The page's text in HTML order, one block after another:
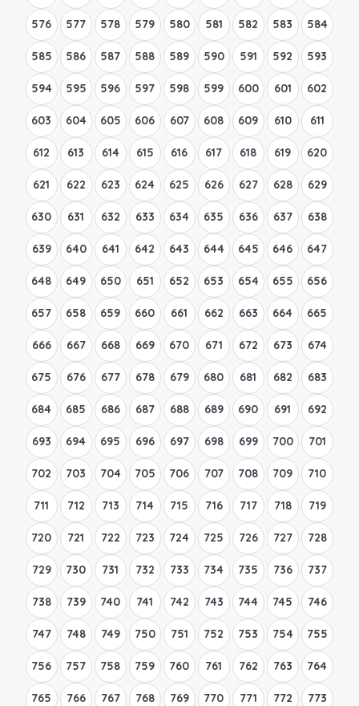
576 577 578 579 580 581 582 583 584
585 586 587 588 589 590 591 592 593
594 595 596 597 598 599 600 601 602
603 604 605 606 607 608 609 610 611
612 613 614 615 616 617 618 619 620
621 622 623 624 625 626 627 628 629
630 631 632 633 634 635 636 637 638
639 640 641 642 643 644 645 646 647
648 649 650 651 652 653 654 655 656
657 658 659 660 661 662 663 664 665
666 667 668 669 670 671 672 673 674
675 676 677 678 679 680 681 682 683
684 685 686 687 688 689 690 691 692
693 694 695 696 697 698 699 700 701
702 703 704 705 706 707 708 709 710
711 712 713 714 715 716 717 718 719
720 721 722 723 724 725 726 727 728
729 730 731 732 733 734 735 736 737
738 739 740 741 742 743 744 745 746
747 748 749 750 751 752 753 754 755
756 757 758 759 760 761 762 763 764
765 766 767 768 769 770 771 772 773